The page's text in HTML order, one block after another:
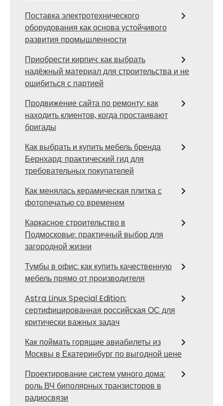
Поставка электротехнического
оборудования как основа устойчивого
развития промышленности
Приобрести кирпич: как выбрать
надёжный материал для строительства и не
ошибиться с партией
Продвижение сайта по ремонту: как
находить клиентов, когда простаивают
бригады
Как выбрать и купить мебель бренда
Бернхард: практический гид для
требовательных покупателей
Как менялась керамическая плитка с
фотопечатью со временем
Каркасное строительство в
Подмосковье: практичный выбор для
загородной жизни
Тумбы в офис: как купить качественную
мебель прямо от производителя
Astra Linux Special Edition:
сертифицированная российская ОС для
критически важных задач
Как поймать горящие авиабилеты из
Москвы в Екатеринбург по выгодной цене
Проектирование систем умного дома:
роль ВЧ биполярных транзисторов в
радиосвязи